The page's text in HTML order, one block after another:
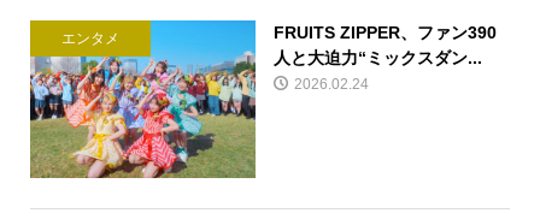
エンタメ
FRUITS ZIPPER、ファン390
人と大迫力“ミックスダン...
2026.02.24